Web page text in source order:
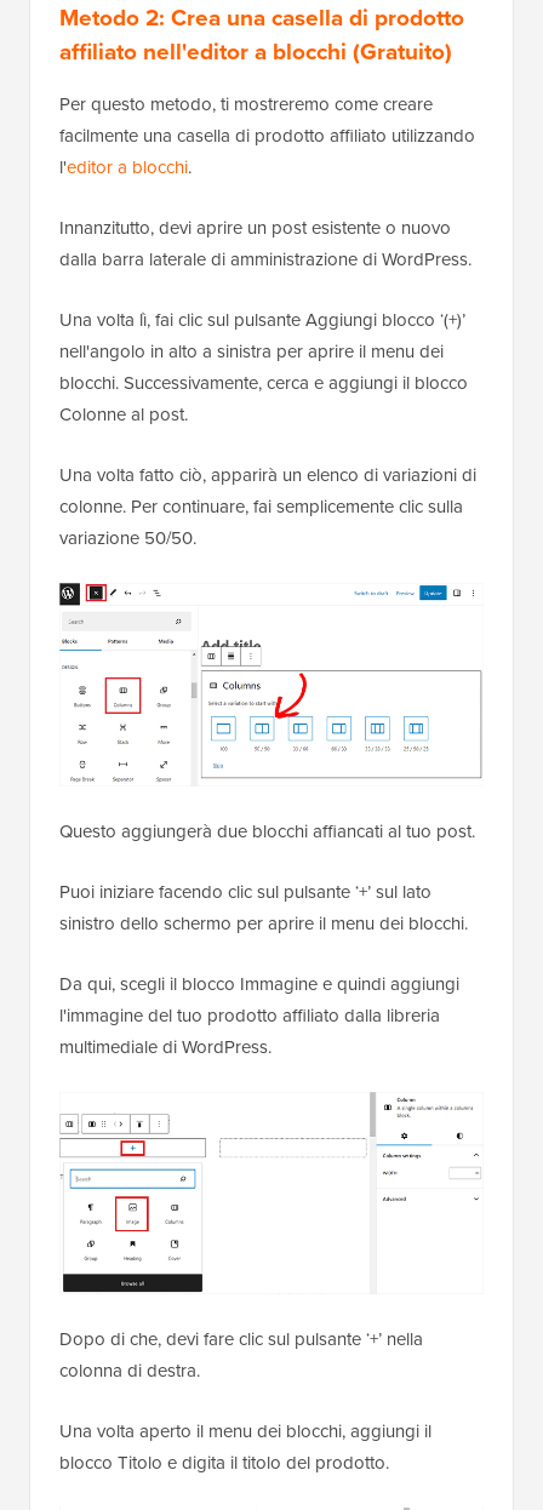
Metodo 2: Crea una casella di prodotto
affiliato nell'editor a blocchi (Gratuito)
Per questo metodo, ti mostreremo come creare
facilmente una casella di prodotto affiliato utilizzando
l'editor a blocchi.
Innanzitutto, devi aprire un post esistente o nuovo
dalla barra laterale di amministrazione di WordPress.
Una volta lì, fai clic sul pulsante Aggiungi blocco ‘(+)’
nell'angolo in alto a sinistra per aprire il menu dei
blocchi. Successivamente, cerca e aggiungi il blocco
Colonne al post.
Una volta fatto ciò, apparirà un elenco di variazioni di
colonne. Per continuare, fai semplicemente clic sulla
variazione 50/50.
Questo aggiungerà due blocchi affiancati al tuo post.
Puoi iniziare facendo clic sul pulsante ‘+’ sul lato
sinistro dello schermo per aprire il menu dei blocchi.
Da qui, scegli il blocco Immagine e quindi aggiungi
l'immagine del tuo prodotto affiliato dalla libreria
multimediale di WordPress.
Dopo di che, devi fare clic sul pulsante ‘+’ nella
colonna di destra.
Una volta aperto il menu dei blocchi, aggiungi il
blocco Titolo e digita il titolo del prodotto.